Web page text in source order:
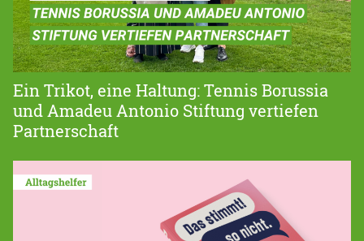
Ein Trikot, eine Haltung: Tennis Borussia
und Amadeu Antonio Stiftung vertiefen
Partnerschaft